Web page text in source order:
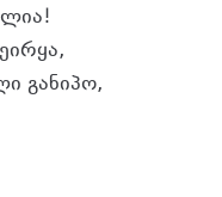
განიპო,